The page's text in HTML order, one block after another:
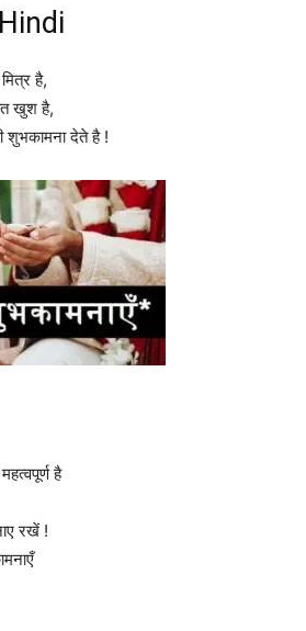
है,
खुश है,
शुभकामना देते है !
है
रखें !